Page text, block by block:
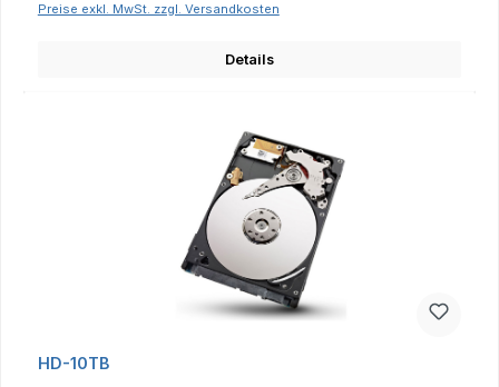
Preise exkl. MwSt. zzgl. Versandkosten
Details
HD-10TB